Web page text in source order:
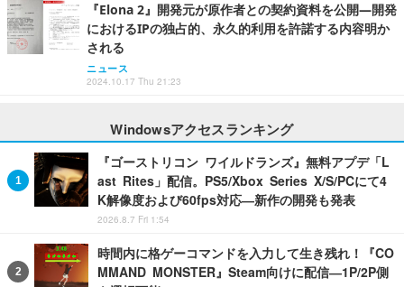
『Elona 2』開発元が原作者との契約資料を公開―開発
におけるIPの独占的、永久的利用を許諾する内容明か
される
ニュース
2024.10.17 Thu 21:23
Windowsアクセスランキング
『ゴーストリコン ワイルドランズ』無料アプデ「L
ast Rites」配信。PS5/Xbox Series X/S/PCにて4
K解像度および60fps対応―新作の開発も発表
2026.8.7 Fri 1:54
時間内に格ゲーコマンドを入力して生き残れ！『CO
MMAND MONSTER』Steam向けに配信―1P/2P側